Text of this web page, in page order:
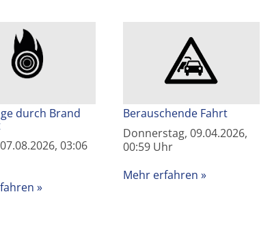
durch Brand
03:06
Berauschende Fahrt
Donnerstag, 09.04.2026,
00:59 Uhr
Mehr erfahren